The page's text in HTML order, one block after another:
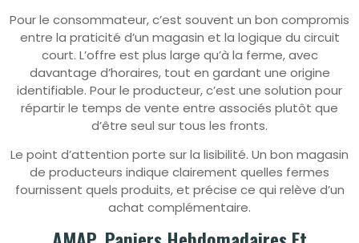
Pour le consommateur, c’est souvent un bon compromis
entre la praticité d’un magasin et la logique du circuit
court. L’offre est plus large qu’à la ferme, avec
davantage d’horaires, tout en gardant une origine
identifiable. Pour le producteur, c’est une solution pour
répartir le temps de vente entre associés plutôt que
d’être seul sur tous les fronts.
Le point d’attention porte sur la lisibilité. Un bon magasin
de producteurs indique clairement quelles fermes
fournissent quels produits, et précise ce qui relève d’un
achat complémentaire.